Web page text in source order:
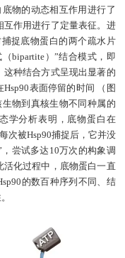
物的动态相互作用进行了
作用进行了定量表征。进
捉底物蛋白的两个疏水片
bipartite）”结合模式，即
种结合方式呈现出显著的
表面停留的时间 （图
物到真核生物不同种属的
学分析表明，底物蛋白在
次被Hsp90捕捉后，它并没
尝试多达10万次的构象调
化过程中，底物蛋白一直
的数百种序列不同、结